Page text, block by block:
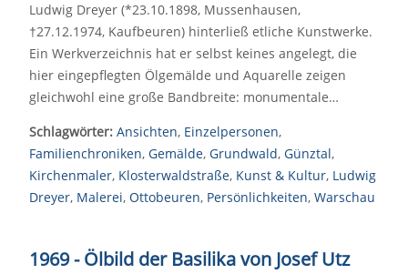
Ludwig Dreyer (*23.10.1898, Mussenhausen,
†27.12.1974, Kaufbeuren) hinterließ etliche Kunstwerke.
Ein Werkverzeichnis hat er selbst keines angelegt, die
hier eingepflegten Ölgemälde und Aquarelle zeigen
gleichwohl eine große Bandbreite: monumentale…
Schlagwörter: Ansichten, Einzelpersonen,
Familienchroniken, Gemälde, Grundwald, Günztal,
Kirchenmaler, Klosterwaldstraße, Kunst & Kultur, Ludwig
Dreyer, Malerei, Ottobeuren, Persönlichkeiten, Warschau
1969 - Ölbild der Basilika von Josef Utz